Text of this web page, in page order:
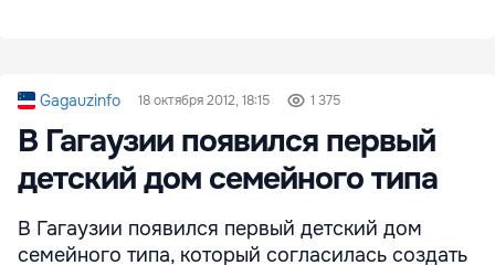
Gagauzinfo 18 октября 2012, 18:15 1 375
В Гагаузии появился первый
детский дом семейного типа
В Гагаузии появился первый детский дом
семейного типа, который согласилась создать